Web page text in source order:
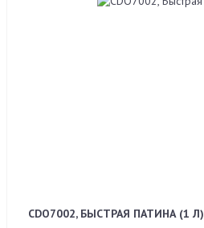
CDO7002, БЫСТРАЯ ПАТИНА (1 Л)